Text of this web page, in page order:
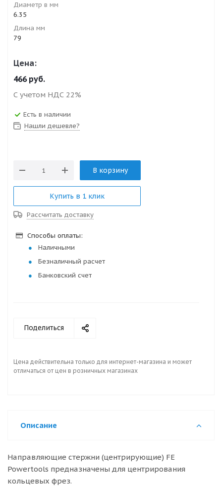
Диаметр в мм
6.35
Длина мм
79
Цена:
466руб.
С учетом НДС 22%
Есть в наличии
Нашли дешевле?
В корзину
Купить в 1 клик
Рассчитать доставку
Способы оплаты:
Наличными
Безналичный расчет
Банковский счет
Поделиться
Цена действительна только для интернет-магазина и может
отличаться от цен в розничных магазинах
Описание
Направляющие стержни (центрирующие) FE
Powertools предназначены для центрирования
кольцевых фрез.